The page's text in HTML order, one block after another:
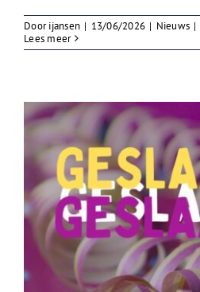
Doorijansen | 13/06/2026 | Nieuws |
Lees meer